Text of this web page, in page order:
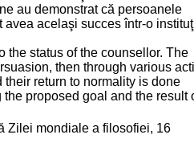
au demonstrat că persoanele
acelaşi succes într-o
the status of the counsellor. The
then through various
return to normality is done
proposed goal and the result
Zilei mondiale a filosofiei, 16